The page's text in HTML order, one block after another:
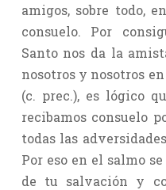
amigos, sobre todo,
consuelo. Por
Santo nos da la
nosotros y nosotros
(c. prec.), es lógico
recibamos consuelo
todas las
Por eso en el salmo
de tu salvación y